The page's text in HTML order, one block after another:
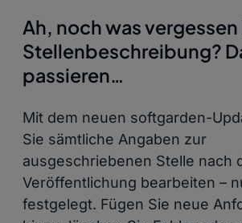
Ah, noch was
Stellenbeschreibung?
passieren…
Mit dem neuen softgarden-
Sie sämtliche Angaben zur
ausgeschriebenen Stelle nach
Veröffentlichung bearbeiten –
festgelegt. Fügen Sie neue